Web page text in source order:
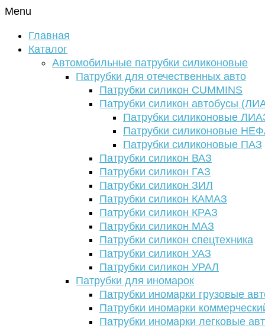
Menu
Главная
Каталог
Автомобильные патрубки силиконовые
Патрубки для отечественных авто
Патрубки силикон CUMMINS
Патрубки силикон автобусы
Патрубки силиконовые
Патрубки силиконовые
Патрубки силиконовые ПАЗ
Патрубки силикон ВАЗ
Патрубки силикон ГАЗ
Патрубки силикон ЗИЛ
Патрубки силикон КАМАЗ
Патрубки силикон КРАЗ
Патрубки силикон МАЗ
Патрубки силикон спецтехника
Патрубки силикон УАЗ
Патрубки силикон УРАЛ
Патрубки для иномарок
Патрубки иномарки грузовые
Патрубки иномарки
Патрубки иномарки легковые